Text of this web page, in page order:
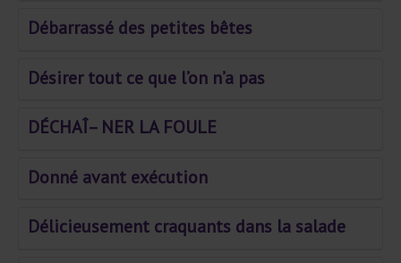
Débarrassé des petites bêtes
Désirer tout ce que l’on n’a pas
DÉCHAÎ– NER LA FOULE
Donné avant exécution
Délicieusement craquants dans la salade